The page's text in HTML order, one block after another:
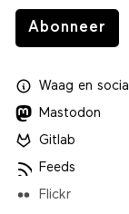
Abonneer
Waagen
Mastodon
Gitlab
Feeds
Flickr